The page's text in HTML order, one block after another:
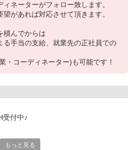
ネーターがフォロー致します。
があれば対応させて頂きます。
積んでからは
る手当の支給、就業先の正社員での
・コーディネーター)も可能です！
受付中♪
もっと見る